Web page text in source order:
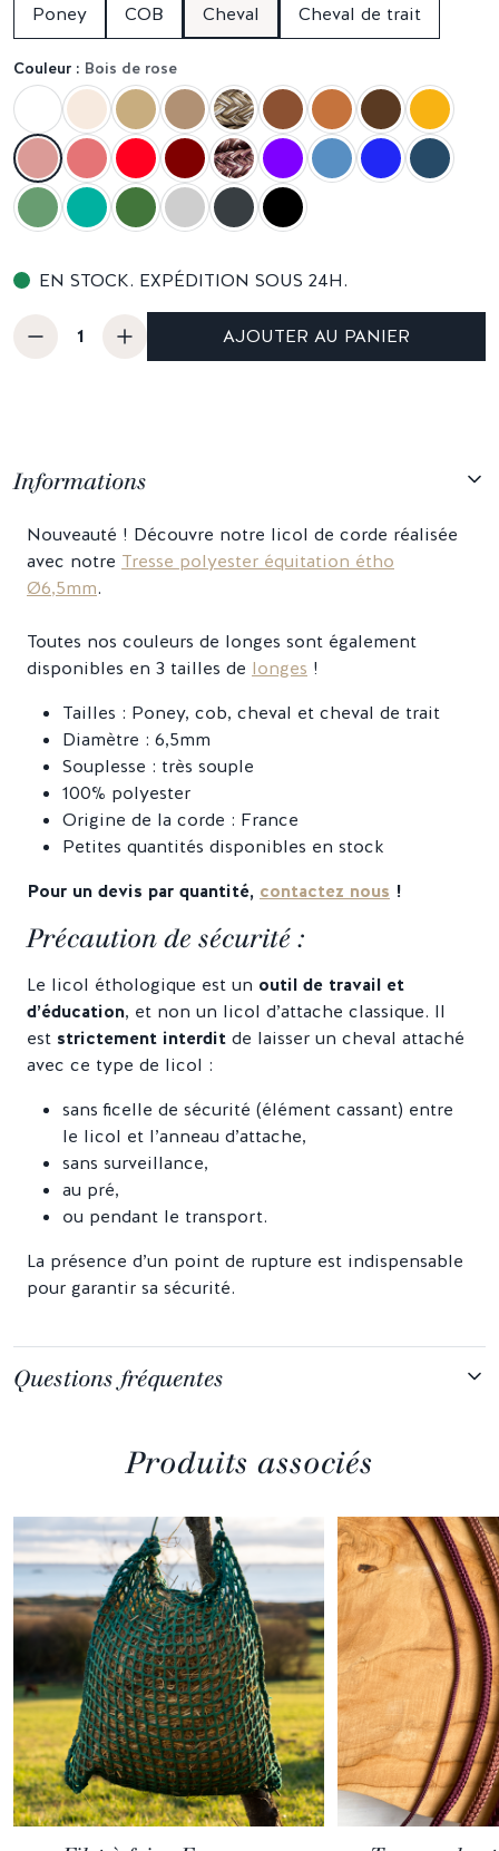
Poney COB Cheval Cheval de trait
Couleur : Bois de rose
EN STOCK. EXPÉDITION SOUS 24H.
AJOUTER AU PANIER
Informations
Nouveauté ! Découvre notre licol de corde réalisée
avec notre Tresse polyester équitation étho
Ø6,5mm.
Toutes nos couleurs de longes sont également
disponibles en 3 tailles de longes !
Tailles : Poney, cob, cheval et cheval de trait
Diamètre : 6,5mm
Souplesse : très souple
100% polyester
Origine de la corde : France
Petites quantités disponibles en stock
Pour un devis par quantité, contactez nous !
Précaution de sécurité :
Le licol éthologique est un outil de travail et
d’éducation, et non un licol d’attache classique. Il
est strictement interdit de laisser un cheval attaché
avec ce type de licol :
sans ficelle de sécurité (élément cassant) entre
le licol et l’anneau d’attache,
sans surveillance,
au pré,
ou pendant le transport.
La présence d’un point de rupture est indispensable
pour garantir sa sécurité.
Questions fréquentes
Produits associés